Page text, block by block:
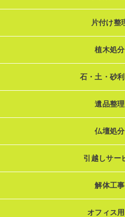
片付け整
植木処分
石・土・砂
遺品整理
仏壇処分
引越しサー
解体工事
オフィス